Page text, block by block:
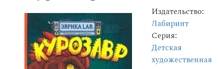
Издательство:
Лабиринт
Серия:
Детская
художественная